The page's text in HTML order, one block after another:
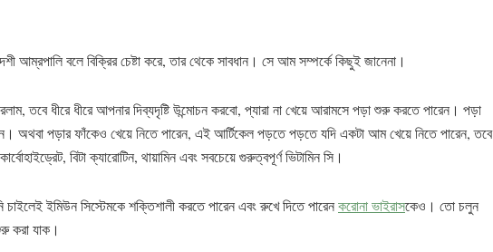
বলে বিক্রির চেষ্টা করে, তার থেকে সাবধান। সে আম সম্পর্কে কিছুই জানেনা।
তবে ধীরে ধীরে আপনার দিব্যদৃষ্টি উন্মোচন করবো, প্যারা না খেয়ে আরামসে পড়া শুরু করতে পারেন। পড়া
অথবা পড়ার ফাঁকেও খেয়ে নিতে পারেন, এই আর্টিকেল পড়তে পড়তে যদি একটা আম খেয়ে নিতে পারেন, তবে
বিটা ক্যারোটিন, থায়ামিন এবং সবচেয়ে গুরুত্বপূর্ণ ভিটামিন সি।
ইমিউন সিস্টেমকে শক্তিশালী করতে পারেন এবং রুখে দিতে পারেনকরোনা ভাইরাসকেও। তো চলুন
করা যাক।